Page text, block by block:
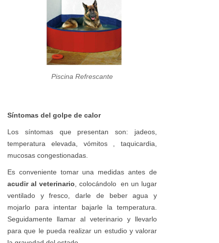
Piscina Refrescante
Síntomas del golpe de calor
Los síntomas que presentan son: jadeos,
temperatura elevada, vómitos , taquicardia,
mucosas congestionadas.
Es conveniente tomar una medidas antes de
acudir al veterinario, colocándolo en un lugar
ventilado y fresco, darle de beber agua y
mojarlo para intentar bajarle la temperatura.
Seguidamente llamar al veterinario y llevarlo
para que le pueda realizar un estudio y valorar